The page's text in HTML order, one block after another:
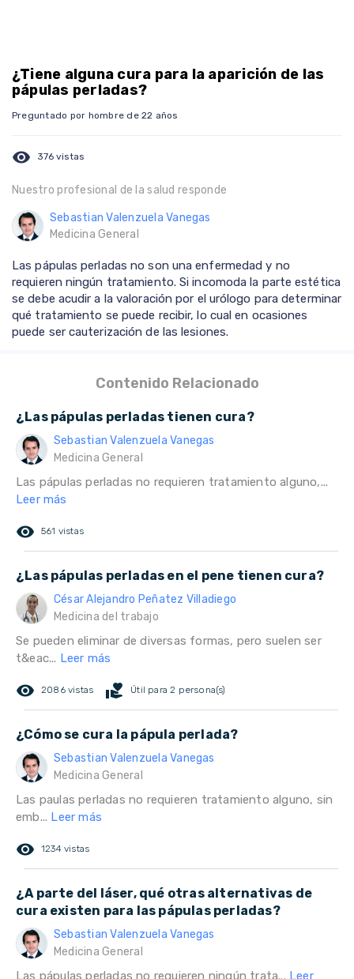
¿Tiene alguna cura para la aparición de las
pápulas perladas?
Preguntado por hombre de 22 años
visibility 376 vistas
Nuestro profesional de la salud responde
Sebastian Valenzuela Vanegas
Medicina General
Las pápulas perladas no son una enfermedad y no
requieren ningún tratamiento. Si incomoda la parte estética
se debe acudir a la valoración por el urólogo para determinar
qué tratamiento se puede recibir, lo cual en ocasiones
puede ser cauterización de las lesiones.
Contenido Relacionado
¿Las pápulas perladas tienen cura?
Sebastian Valenzuela Vanegas
Medicina General
Las pápulas perladas no requieren tratamiento alguno,...
Leer más
remove_red_eye 561 vistas
¿Las pápulas perladas en el pene tienen cura?
César Alejandro Peñatez Villadiego
Medicina del trabajo
Se pueden eliminar de diversas formas, pero suelen ser
t&eac... Leer más
remove_red_eye 2086 vistas volunteer_activism Útil para 2 persona(s)
¿Cómo se cura la pápula perlada?
Sebastian Valenzuela Vanegas
Medicina General
Las paulas perladas no requieren tratamiento alguno, sin
emb... Leer más
remove_red_eye 1234 vistas
¿A parte del láser, qué otras alternativas de
cura existen para las pápulas perladas?
Sebastian Valenzuela Vanegas
Medicina General
Las pápulas perladas no requieren ningún trata... Leer